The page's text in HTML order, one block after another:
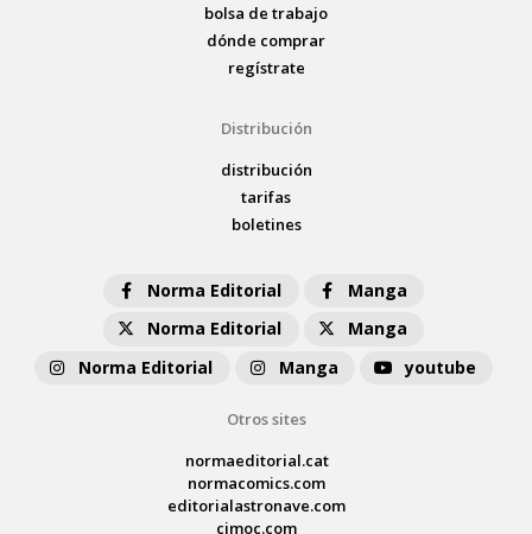
bolsa de trabajo
dónde comprar
regístrate
Distribución
distribución
tarifas
boletines
Norma Editorial
Manga
Norma Editorial
Manga
Norma Editorial
Manga youtube
Otros sites
normaeditorial.cat
normacomics.com
editorialastronave.com
cimoc.com